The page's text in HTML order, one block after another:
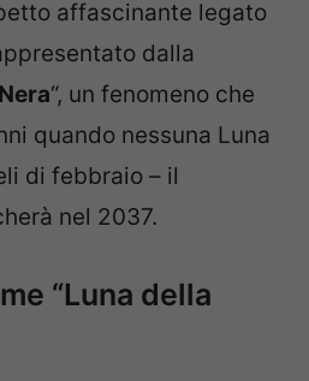
affascinante legato
dalla
“, un fenomeno che
quando nessuna Luna
di febbraio – il
nel 2037.
“Luna della